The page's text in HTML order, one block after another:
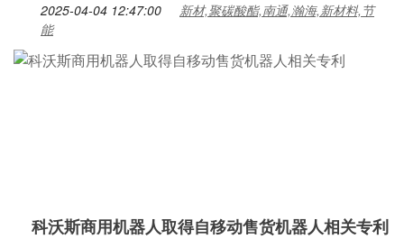
2025-04-04 12:47:00
新材,聚碳酸酯,南通,瀚海,新材料,节
能
科沃斯商用机器人取得自移动售货机器人相关专利